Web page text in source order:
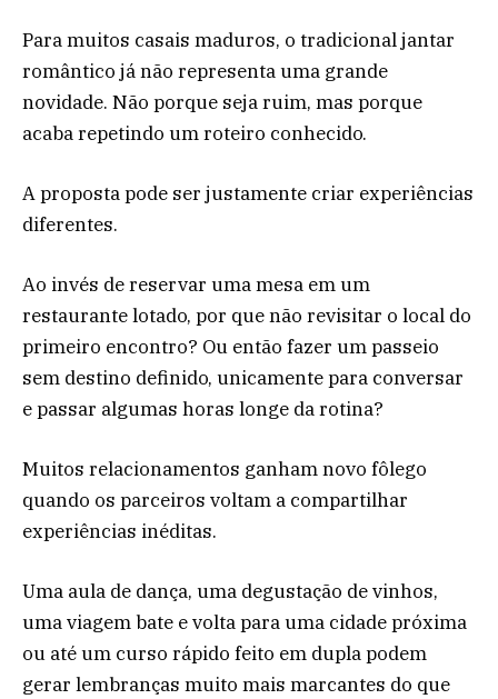
Para muitos casais maduros, o tradicional jantar
romântico já não representa uma grande
novidade. Não porque seja ruim, mas porque
acaba repetindo um roteiro conhecido.
A proposta pode ser justamente criar experiências
diferentes.
Ao invés de reservar uma mesa em um
restaurante lotado, por que não revisitar o local do
primeiro encontro? Ou então fazer um passeio
sem destino definido, unicamente para conversar
e passar algumas horas longe da rotina?
Muitos relacionamentos ganham novo fôlego
quando os parceiros voltam a compartilhar
experiências inéditas.
Uma aula de dança, uma degustação de vinhos,
uma viagem bate e volta para uma cidade próxima
ou até um curso rápido feito em dupla podem
gerar lembranças muito mais marcantes do que